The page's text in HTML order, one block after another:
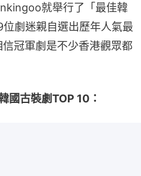
就舉行了「最佳韓
劇迷親自選出歷年人氣最
冠軍劇是不少香港觀眾都
國古裝劇TOP 10：